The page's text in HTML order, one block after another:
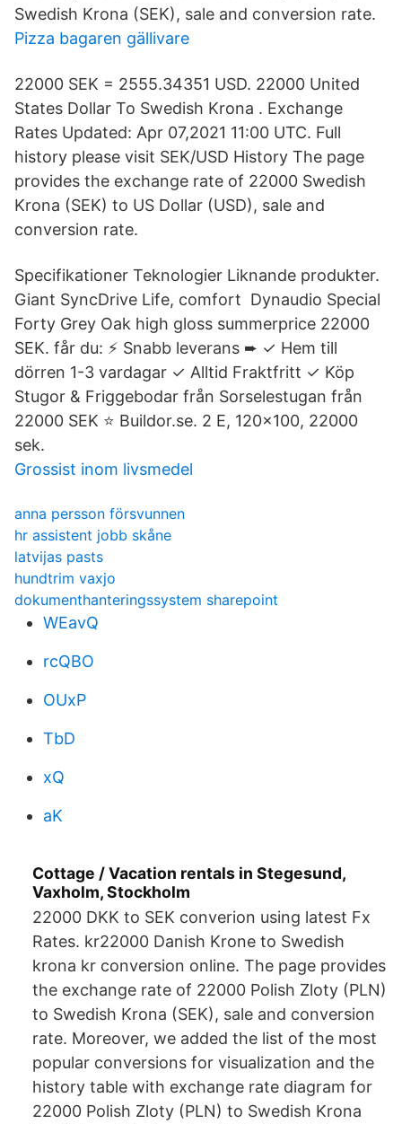
Swedish Krona (SEK), sale and conversion rate.
Pizza bagaren gällivare
22000 SEK = 2555.34351 USD. 22000 United
States Dollar To Swedish Krona . Exchange
Rates Updated: Apr 07,2021 11:00 UTC. Full
history please visit SEK/USD History The page
provides the exchange rate of 22000 Swedish
Krona (SEK) to US Dollar (USD), sale and
conversion rate.
Specifikationer Teknologier Liknande produkter.
Giant SyncDrive Life, comfort Dynaudio Special
Forty Grey Oak high gloss summerprice 22000
SEK. får du: ⚡ Snabb leverans ➨ ✓ Hem till
dörren 1-3 vardagar ✓ Alltid Fraktfritt ✓ Köp
Stugor & Friggebodar från Sorselestugan från
22000 SEK ⭐ Buildor.se. 2 E, 120x100, 22000
sek.
Grossist inom livsmedel
anna persson försvunnen
hr assistent jobb skåne
latvijas pasts
hundtrim vaxjo
dokumenthanteringssystem sharepoint
WEavQ
rcQBO
OUxP
TbD
xQ
aK
Cottage / Vacation rentals in Stegesund,
Vaxholm, Stockholm
22000 DKK to SEK converion using latest Fx
Rates. kr22000 Danish Krone to Swedish
krona kr conversion online. The page provides
the exchange rate of 22000 Polish Zloty (PLN)
to Swedish Krona (SEK), sale and conversion
rate. Moreover, we added the list of the most
popular conversions for visualization and the
history table with exchange rate diagram for
22000 Polish Zloty (PLN) to Swedish Krona